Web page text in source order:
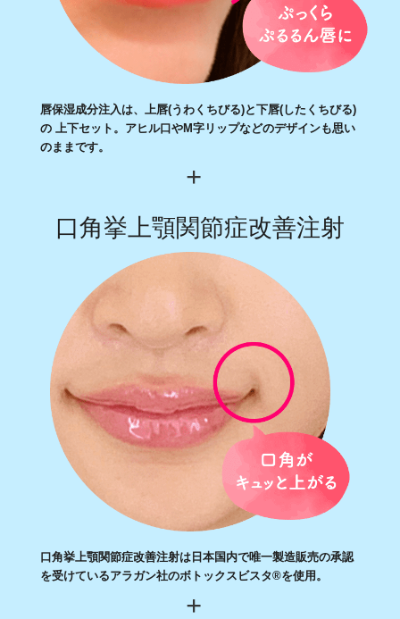
唇保湿成分注入は、上唇(うわくちびる)と下唇(したくちびる)
の 上下セット。アヒル口やM字リップなどのデザインも思い
のままです。
口角挙上顎関節症改善注射
口角挙上顎関節症改善注射は日本国内で唯一製造販売の承認
を受けているアラガン社のボトックスビスタ®を使用。